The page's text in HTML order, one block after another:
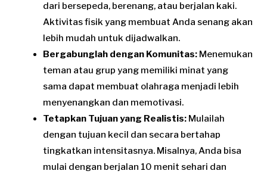
dari bersepeda, berenang, atau berjalan kaki.
Aktivitas fisik yang membuat Anda senang akan
lebih mudah untuk dijadwalkan.
Bergabunglah dengan Komunitas: Menemukan
teman atau grup yang memiliki minat yang
sama dapat membuat olahraga menjadi lebih
menyenangkan dan memotivasi.
Tetapkan Tujuan yang Realistis: Mulailah
dengan tujuan kecil dan secara bertahap
tingkatkan intensitasnya. Misalnya, Anda bisa
mulai dengan berjalan 10 menit sehari dan